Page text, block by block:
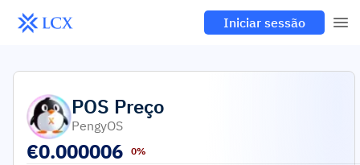
Iniciar sessão
POS Preço
PengyOS
€0.000006 0%